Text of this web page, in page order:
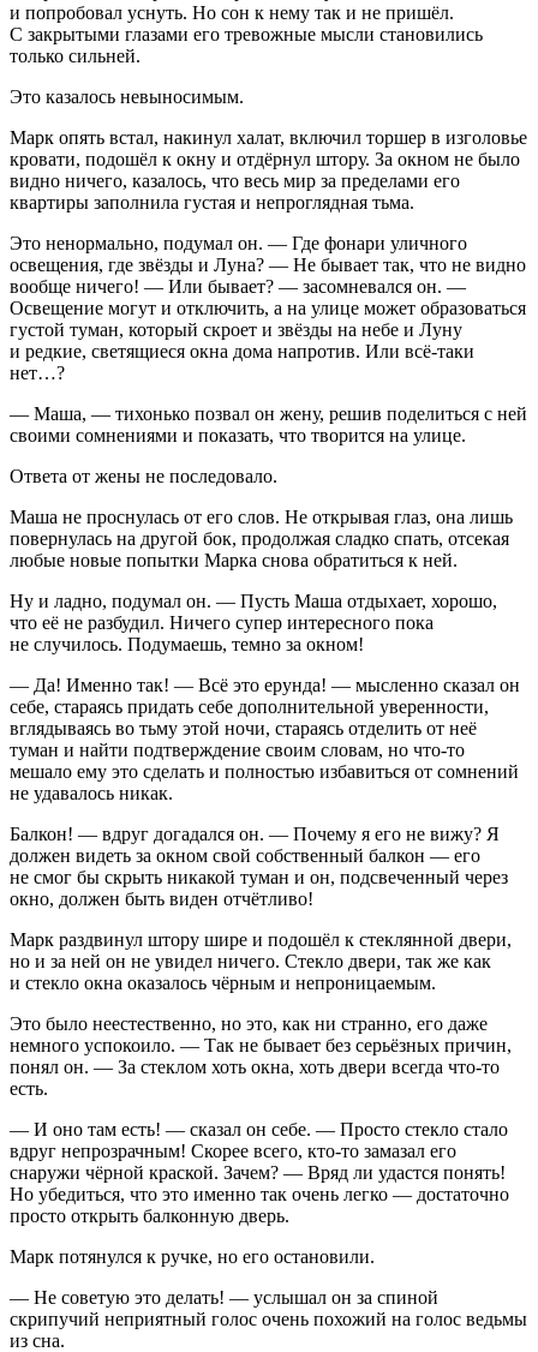
и попробовал уснуть. Но сон к нему так и не пришёл.
С закрытыми глазами его тревожные мысли становились
только сильней.
Это казалось невыносимым.
Марк опять встал, накинул халат, включил торшер в изголовье
кровати, подошёл к окну и отдёрнул штору. За окном не было
видно ничего, казалось, что весь мир за пределами его
квартиры заполнила густая и непроглядная тьма.
Это ненормально, подумал он. — Где фонари уличного
освещения, где звёзды и Луна? — Не бывает так, что не видно
вообще ничего! — Или бывает? — засомневался он. —
Освещение могут и отключить, а на улице может образоваться
густой туман, который скроет и звёзды на небе и Луну
и редкие, светящиеся окна дома напротив. Или всё-таки
нет…?
— Маша, — тихонько позвал он жену, решив поделиться с ней
своими сомнениями и показать, что творится на улице.
Ответа от жены не последовало.
Маша не проснулась от его слов. Не открывая глаз, она лишь
повернулась на другой бок, продолжая сладко спать, отсекая
любые новые попытки Марка снова обратиться к ней.
Ну и ладно, подумал он. — Пусть Маша отдыхает, хорошо,
что её не разбудил. Ничего супер интересного пока
не случилось. Подумаешь, темно за окном!
— Да! Именно так! — Всё это ерунда! — мысленно сказал он
себе, стараясь придать себе дополнительной уверенности,
вглядываясь во тьму этой ночи, стараясь отделить от неё
туман и найти подтверждение своим словам, но что-то
мешало ему это сделать и полностью избавиться от сомнений
не удавалось никак.
Балкон! — вдруг догадался он. — Почему я его не вижу? Я
должен видеть за окном свой собственный балкон — его
не смог бы скрыть никакой туман и он, подсвеченный через
окно, должен быть виден отчётливо!
Марк раздвинул штору шире и подошёл к стеклянной двери,
но и за ней он не увидел ничего. Стекло двери, так же как
и стекло окна оказалось чёрным и непроницаемым.
Это было неестественно, но это, как ни странно, его даже
немного успокоило. — Так не бывает без серьёзных причин,
понял он. — За стеклом хоть окна, хоть двери всегда что-то
есть.
— И оно там есть! — сказал он себе. — Просто стекло стало
вдруг непрозрачным! Скорее всего, кто-то замазал его
снаружи чёрной краской. Зачем? — Вряд ли удастся понять!
Но убедиться, что это именно так очень легко — достаточно
просто открыть балконную дверь.
Марк потянулся к ручке, но его остановили.
— Не советую это делать! — услышал он за спиной
скрипучий неприятный голос очень похожий на голос ведьмы
из сна.